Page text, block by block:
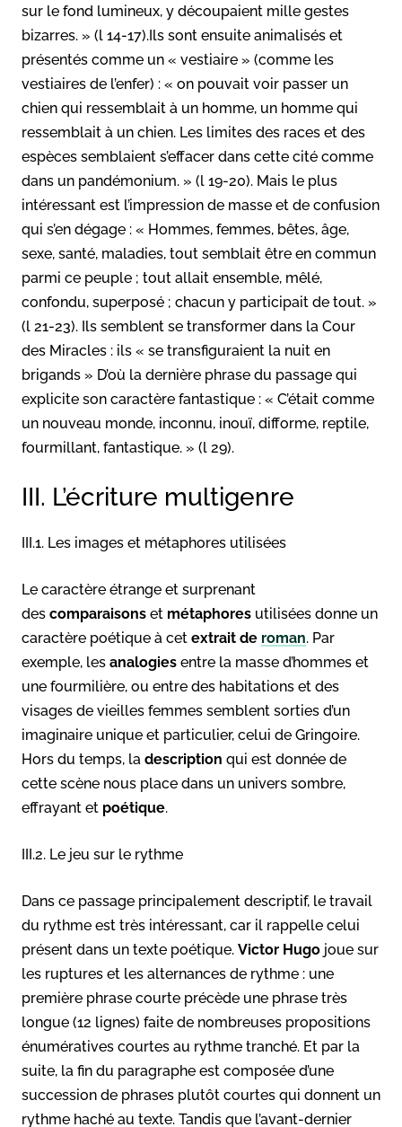
sur le fond lumineux, y découpaient mille gestes
bizarres. » (l 14-17).Ils sont ensuite animalisés et
présentés comme un « vestiaire » (comme les
vestiaires de l’enfer) : « on pouvait voir passer un
chien qui ressemblait à un homme, un homme qui
ressemblait à un chien. Les limites des races et des
espèces semblaient s’effacer dans cette cité comme
dans un pandémonium. » (l 19-20). Mais le plus
intéressant est l’impression de masse et de confusion
qui s’en dégage : « Hommes, femmes, bêtes, âge,
sexe, santé, maladies, tout semblait être en commun
parmi ce peuple ; tout allait ensemble, mêlé,
confondu, superposé ; chacun y participait de tout. »
(l 21-23). Ils semblent se transformer dans la Cour
des Miracles : ils « se transfiguraient la nuit en
brigands » D’où la dernière phrase du passage qui
explicite son caractère fantastique : « C’était comme
un nouveau monde, inconnu, inouï, difforme, reptile,
fourmillant, fantastique. » (l 29).
III. L’écriture multigenre
III.1. Les images et métaphores utilisées
Le caractère étrange et surprenant
des comparaisons et métaphores utilisées donne un
caractère poétique à cet extrait de roman. Par
exemple, les analogies entre la masse d’hommes et
une fourmilière, ou entre des habitations et des
visages de vieilles femmes semblent sorties d’un
imaginaire unique et particulier, celui de Gringoire.
Hors du temps, la description qui est donnée de
cette scène nous place dans un univers sombre,
effrayant et poétique.
III.2. Le jeu sur le rythme
Dans ce passage principalement descriptif, le travail
du rythme est très intéressant, car il rappelle celui
présent dans un texte poétique. Victor Hugo joue sur
les ruptures et les alternances de rythme : une
première phrase courte précède une phrase très
longue (12 lignes) faite de nombreuses propositions
énumératives courtes au rythme tranché. Et par la
suite, la fin du paragraphe est composée d’une
succession de phrases plutôt courtes qui donnent un
rythme haché au texte. Tandis que l’avant-dernier